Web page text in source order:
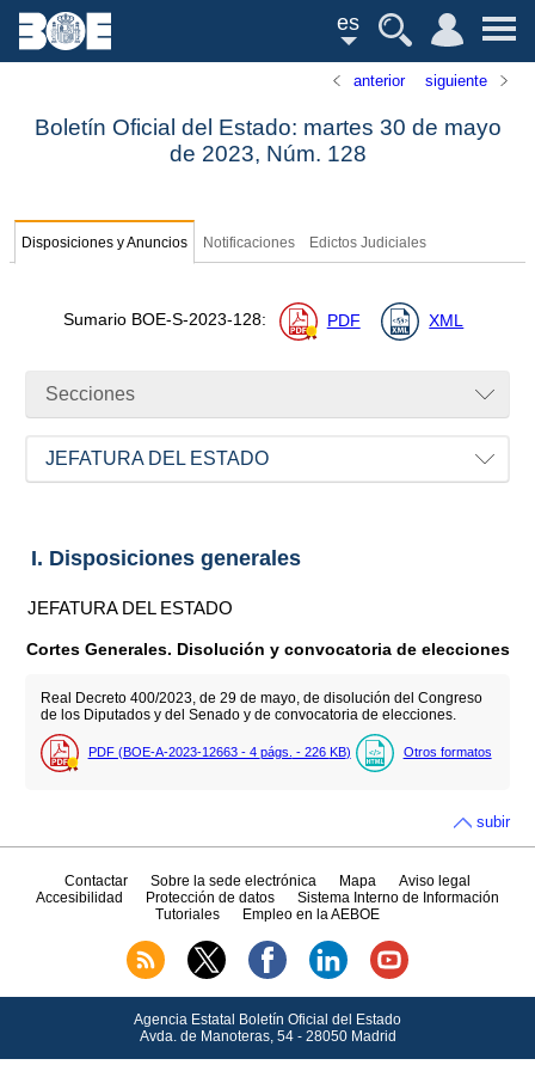
es
anterior siguiente
Boletín Oficial del Estado: martes 30 de mayo
de 2023, Núm. 128
Disposiciones y Anuncios Notificaciones Edictos Judiciales
Sumario BOE-S-2023-128: PDF XML
Secciones
JEFATURA DEL ESTADO
I. Disposiciones generales
JEFATURA DEL ESTADO
Cortes Generales. Disolución y convocatoria de elecciones
Real Decreto 400/2023, de 29 de mayo, de disolución del Congreso
de los Diputados y del Senado y de convocatoria de elecciones.
PDF (BOE-A-2023-12663 - 4 págs. - 226 KB) Otros formatos
subir
Contactar Sobre la sede electrónica Mapa
Aviso legal
Accesibilidad
Protección de datos
Sistema Interno de Información
Tutoriales
Empleo en la AEBOE
Agencia Estatal Boletín Oficial del Estado
Avda. de Manoteras, 54 - 28050 Madrid